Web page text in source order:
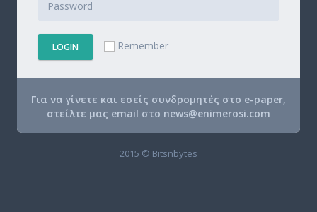
LOGIN Remember
Για να γίνετε και εσείς συνδρομητές στο e-paper,
στείλτε μας email στο news@enimerosi.com
2015 © Bitsnbytes